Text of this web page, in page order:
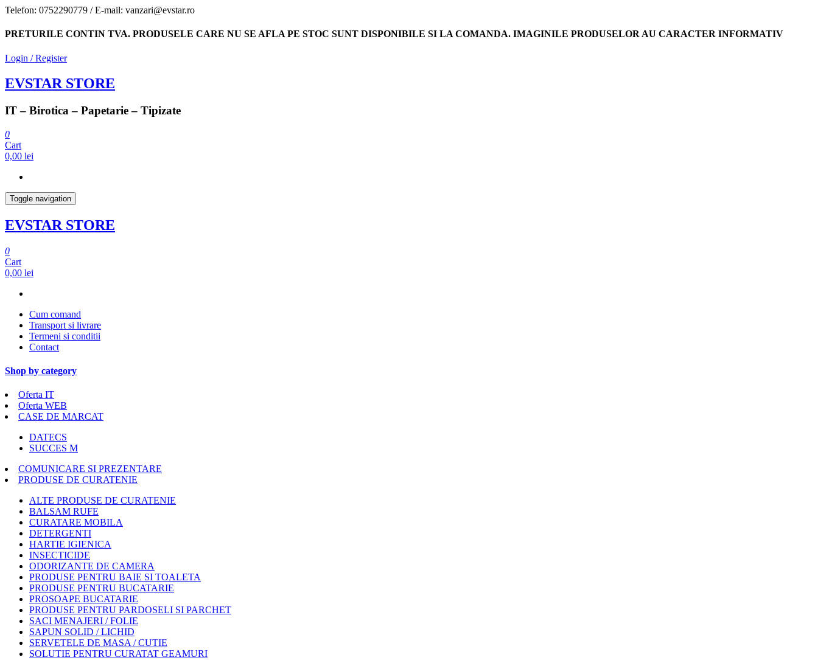
Skip
the
Telefon: 0752290779 / E-mail: vanzari@evstar.ro
PRETURILE CONTIN TVA. PRODUSELE CARE NU SE AFLA PE STOC SUNT DISPONIBILE SI LA COMANDA. IMAGINILE PRODUSELOR AU CARACTER INFORMATIV
Login / Register
EVSTAR STORE
IT – Birotica – Papetarie – Tipizate
0
Cart
0,00 lei
Toggle navigation
EVSTAR STORE
0
Cart
0,00 lei
Cum comand
Transport si livrare
Termeni si conditii
Contact
Shop by category
Oferta IT
Oferta WEB
CASE DE MARCAT
DATECS
SUCCES M
COMUNICARE SI PREZENTARE
PRODUSE DE CURATENIE
ALTE PRODUSE DE CURATENIE
BALSAM RUFE
CURATARE MOBILA
DETERGENTI
HARTIE IGIENICA
INSECTICIDE
ODORIZANTE DE CAMERA
PRODUSE PENTRU BAIE SI TOALETA
PRODUSE PENTRU BUCATARIE
PROSOAPE BUCATARIE
PRODUSE PENTRU PARDOSELI SI PARCHET
SACI MENAJERI / FOLIE
SAPUN SOLID / LICHID
SERVETELE DE MASA / CUTIE
SOLUTIE PENTRU CURATAT GEAMURI